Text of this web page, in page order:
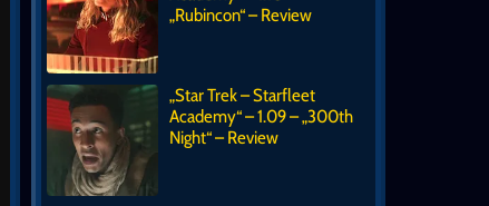
„Rubincon“ – Review
„Star Trek – Starfleet
Academy“ – 1.09 – „300th
Night“ – Review